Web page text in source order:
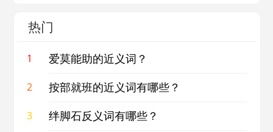
热门
1 爱莫能助的近义词？
2 按部就班的近义词有哪些？
3 绊脚石反义词有哪些？